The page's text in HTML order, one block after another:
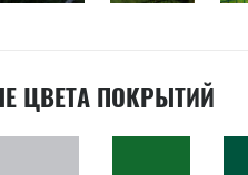
ЦВЕТА ПОКРЫТИЙ